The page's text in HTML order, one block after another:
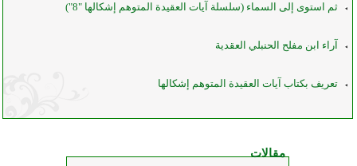
ثم استوى إلى السماء (سلسلة آيات العقيدة المتوهم إشكالها "8")
آراء ابن مفلح الحنبلي العقدية
تعريف بكتاب آيات العقيدة المتوهم إشكالها
مقالات